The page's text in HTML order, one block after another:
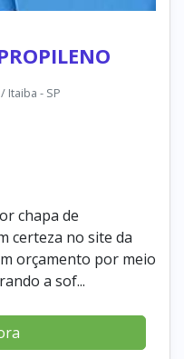
Itaiba - SP
chapa de
certeza no site da
orçamento por meio
a sof...